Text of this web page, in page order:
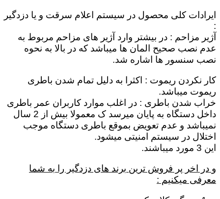
ایرادات کلی محصول در سیستم اعلام سرقت و یا دزدگیر
:
آژیر مزاحم : در بیشتر وارد آژیر های مزاحم مربوط به
عدم نصب صحیح المان ها میباشد که در بالا به نحوه
نصب سنسور ها اشاره شد.
کار نکردن ریموت : اکثرا به دلیل تمام شدن باطری
ریموت میباشد.
خراب شدن باطری : در اغلب موارد کاربران عمر باطری
داخل دستگاه به پایان میرسد ک معمولا بیش از 2 سال
نمیباشد و عدم تعویض بموقع باطری دستگاه موجب
اختلال در سیستم امنیتی میشود.
این 3 مورد میباشند.
و در اخر پر فروش ترین برند های دزدگیر را به شما
معرفی میکنیم :